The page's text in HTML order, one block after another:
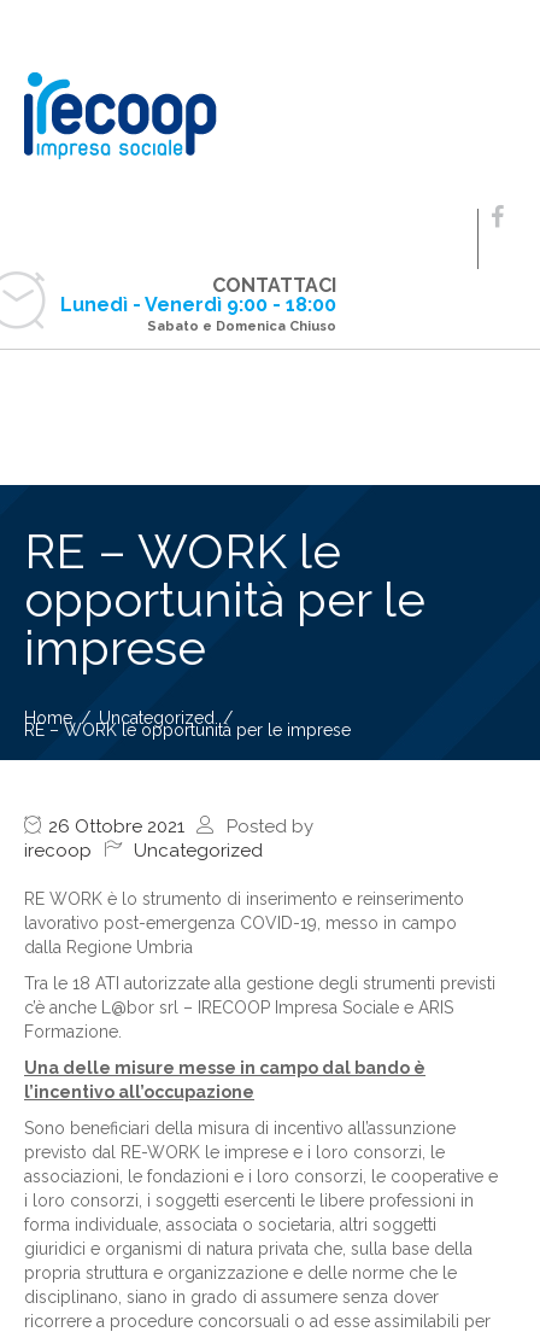
CONTATTACI
Lunedì - Venerdì 9:00 - 18:00
Sabato e Domenica Chiuso
RE – WORK le
opportunità per le
imprese
Home Uncategorized
RE – WORK le opportunità per le imprese
26 Ottobre 2021
Posted by
irecoop
Uncategorized
RE WORK è lo strumento di inserimento e reinserimento
lavorativo post-emergenza COVID-19, messo in campo
dalla Regione Umbria
Tra le 18 ATI autorizzate alla gestione degli strumenti previsti
c’è anche L@bor srl – IRECOOP Impresa Sociale e ARIS
Formazione.
Una delle misure messe in campo dal bando è
l’incentivo all’occupazione
Sono beneficiari della misura di incentivo all’assunzione
previsto dal RE-WORK le imprese e i loro consorzi, le
associazioni, le fondazioni e i loro consorzi, le cooperative e
i loro consorzi, i soggetti esercenti le libere professioni in
forma individuale, associata o societaria, altri soggetti
giuridici e organismi di natura privata che, sulla base della
propria struttura e organizzazione e delle norme che le
disciplinano, siano in grado di assumere senza dover
ricorrere a procedure concorsuali o ad esse assimilabili per